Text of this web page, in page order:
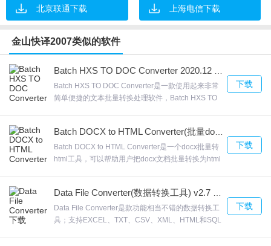
Excel、HTML网页、RTF和RC格式文件。直接翻译整篇文章，搭配
软件。新增中文姓名自动判断功能。 字库文法全面更新，翻译更智
4.网页翻译快速、简单、准确
金山快译2007软件功能
1.在word中内嵌工具栏，可快速将文章进行中英/英中翻译。“全文
翻译器”采用全新多语言翻译引擎，用户只需在 “全文翻译器”中打开
相关文件或粘贴文章内容，就能马上实现高质量的翻译。甚至还支
北京联通下载 上海电信下载
金山快译2007类似的软件
Batch HXS TO DOC Converter是一款使用起来非常
简单便捷的文本批量转换处理软件，Batch HXS TO
续，支持高效的多线程转换引擎，欢迎来合众软件园
下载体验。
下载
Batch DOCX to HTML Converter是一个docx批量转
html工具，可以帮助用户把docx文档批量转换为html
引擎，满足您的大批量docx转html需求。支持批量操
作，Batch DOCX to HTML Converter用支持强大搜
索功能的GUI将DOCX批量转换成HTML。一个HTML
下载
Data File Converter是款功能相当不错的数据转换工
具；支持EXCEL、TXT、CSV、XML、HTML和SQL
下载